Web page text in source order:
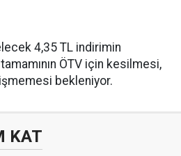
4,35 TL indirimin
ÖTV için kesilmesi,
bekleniyor.
KAT